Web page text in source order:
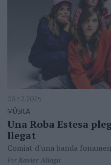
08.12.2025
MÚSICA
Una Roba Estesa
llegat
Comiat d'una banda
PerXavier Aliaga